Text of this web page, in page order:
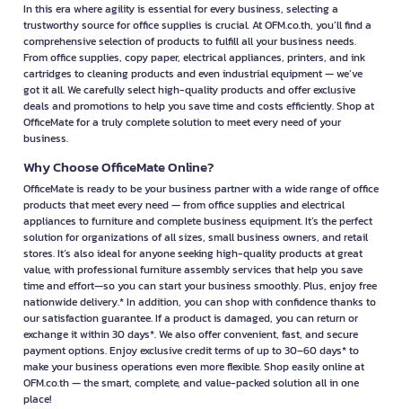
In this era where agility is essential for every business, selecting a
trustworthy source for office supplies is crucial. At OFM.co.th, you’ll find a
comprehensive selection of products to fulfill all your business needs.
From office supplies, copy paper, electrical appliances, printers, and ink
cartridges to cleaning products and even industrial equipment — we’ve
got it all. We carefully select high-quality products and offer exclusive
deals and promotions to help you save time and costs efficiently. Shop at
OfficeMate for a truly complete solution to meet every need of your
business.
Why Choose OfficeMate Online?
OfficeMate is ready to be your business partner with a wide range of office
products that meet every need — from office supplies and electrical
appliances to furniture and complete business equipment. It’s the perfect
solution for organizations of all sizes, small business owners, and retail
stores. It’s also ideal for anyone seeking high-quality products at great
value, with professional furniture assembly services that help you save
time and effort—so you can start your business smoothly. Plus, enjoy free
nationwide delivery.* In addition, you can shop with confidence thanks to
our satisfaction guarantee. If a product is damaged, you can return or
exchange it within 30 days*. We also offer convenient, fast, and secure
payment options. Enjoy exclusive credit terms of up to 30–60 days* to
make your business operations even more flexible. Shop easily online at
OFM.co.th — the smart, complete, and value-packed solution all in one
place!